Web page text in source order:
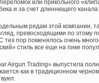
или прикольного
и за счет длиннющего
рядам этой компании,
превосходящими по этому
тех пор поменялось очень
стиль все еще на пике
Airgun Trading» выпустила
как в традиционном